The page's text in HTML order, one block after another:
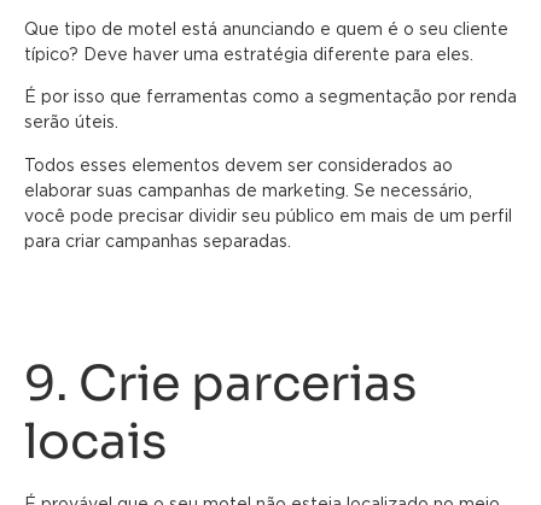
Que tipo de motel está anunciando e quem é o seu cliente
típico? Deve haver uma estratégia diferente para eles.
É por isso que ferramentas como a segmentação por renda
serão úteis.
Todos esses elementos devem ser considerados ao
elaborar suas campanhas de marketing. Se necessário,
você pode precisar dividir seu público em mais de um perfil
para criar campanhas separadas.
9. Crie parcerias
locais